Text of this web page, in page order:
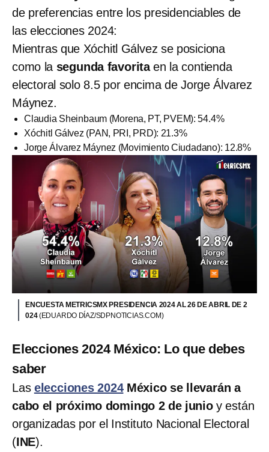
de preferencias entre los presidenciables de
las elecciones 2024:
Mientras que Xóchitl Gálvez se posiciona
como la segunda favoritaen la contienda
electoral solo 8.5 por encima de Jorge Álvarez
Máynez.
Claudia Sheinbaum (Morena, PT, PVEM): 54.4%
Xóchitl Gálvez (PAN, PRI, PRD): 21.3%
Jorge Álvarez Máynez (Movimiento Ciudadano): 12.8%
ENCUESTA METRICSMX PRESIDENCIA 2024 AL 26 DE ABRIL DE 2
024(EDUARDO DÍAZ/SDPNOTICIAS.COM)
Elecciones 2024 México: Lo que debes
saber
Las elecciones 2024México se llevarán a
cabo el próximo domingo 2 de junioy están
organizadas por el Instituto Nacional Electoral
(INE).